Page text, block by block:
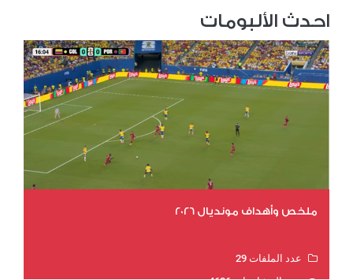
احدث الألبومات
ملخص وأهداف مونديال 2026
عدد الملفات 29